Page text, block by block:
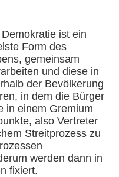
ist ein
Form des
gemeinsam
und diese in
der Bevölkerung
in dem die Bürger
in einem Gremium
also Vertreter
Streitprozess zu
werden dann in
fixiert.